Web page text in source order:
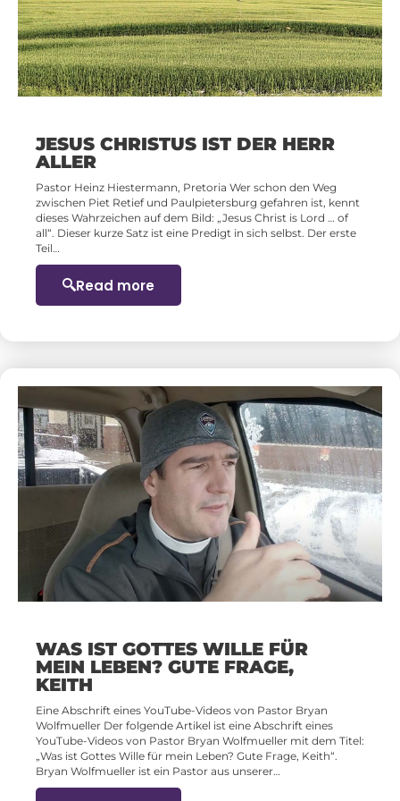
JESUS CHRISTUS IST DER HERR
ALLER
Pastor Heinz Hiestermann, Pretoria Wer schon den Weg
zwischen Piet Retief und Paulpietersburg gefahren ist, kennt
dieses Wahrzeichen auf dem Bild: „Jesus Christ is Lord … of
all“. Dieser kurze Satz ist eine Predigt in sich selbst. Der erste
Teil…
Read more
WAS IST GOTTES WILLE FÜR
MEIN LEBEN? GUTE FRAGE,
KEITH
Eine Abschrift eines YouTube-Videos von Pastor Bryan
Wolfmueller Der folgende Artikel ist eine Abschrift eines
YouTube-Videos von Pastor Bryan Wolfmueller mit dem Titel:
„Was ist Gottes Wille für mein Leben? Gute Frage, Keith“.
Bryan Wolfmueller ist ein Pastor aus unserer…